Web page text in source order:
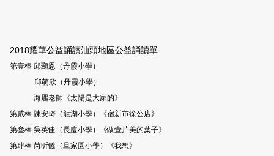
2018耀華公益誦讀汕頭地區公益誦讀單
第壹棒 邱顯恩（丹霞小學）
邱萌欣（丹霞小學）
海麗老師《太陽是大家的》
第貳棒 陳安琦（龍湖小學）《宿新市徐公店》
第叁棒 吳英佳（長廈小學）《做壹片美的葉子》
第肆棒 芮昕儀（旦家園小學）《我想》